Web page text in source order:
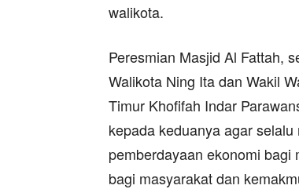
walikota.
Peresmian Masjid Al Fattah,
Walikota Ning Ita dan Wakil
Timur Khofifah Indar
kepada keduanya agar
pemberdayaan ekonomi
bagi masyarakat dan